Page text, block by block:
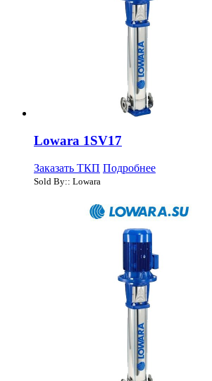
Lowara 1SV17
Заказать ТКП Подробнее
Sold By:: Lowara